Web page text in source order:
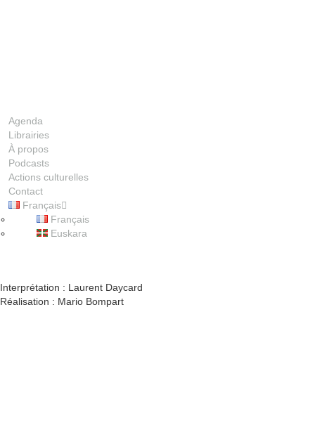
Agenda
Librairies
À propos
Podcasts
Actions culturelles
Contact
Français
Français
Euskara
00:00
Interprétation : Laurent Daycard
Réalisation : Mario Bompart